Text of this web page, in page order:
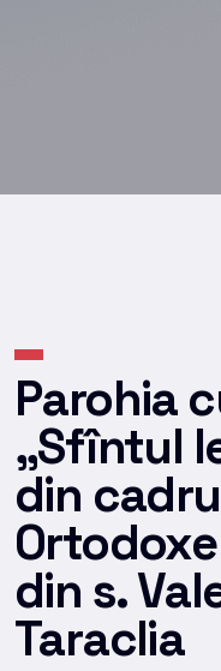
Parohia
„Sfîntul
din
din s.
Taraclia